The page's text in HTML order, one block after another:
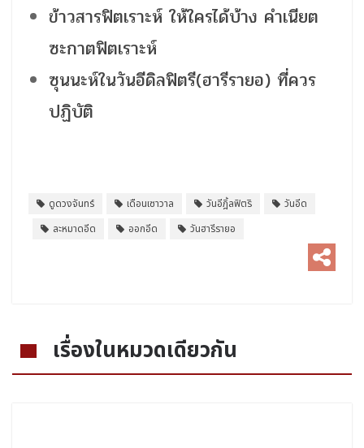
ข้าวสารฟิตเราะห์ ให้ใครได้บ้าง คําเนียต
ซะกาตฟิตเราะห์
ซุนนะห์ในวันอีดิลฟิตรี(ฮารีรายอ) ที่ควร
ปฏิบัติ
ดูดวงจันทร์ เดือนเซาวาล วันอีฎิ้ลฟิตริ
วันอีด
ละหมาดอีด
ออกอีด วันฮารีรายอ
เรื่องในหมวดเดียวกัน